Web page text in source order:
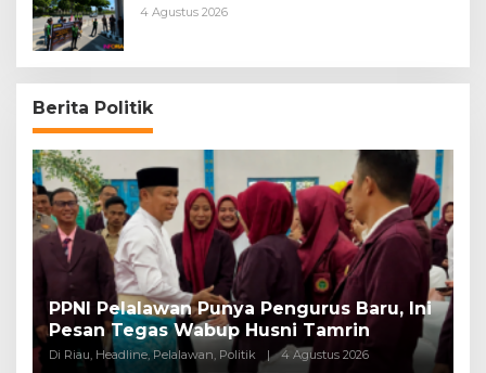
4 Agustus 2026
Berita Politik
PPNI Pelalawan Punya Pengurus Baru, Ini
Pesan Tegas Wabup Husni Tamrin
Di Riau, Headline, Pelalawan, Politik | 4 Agustus 2026